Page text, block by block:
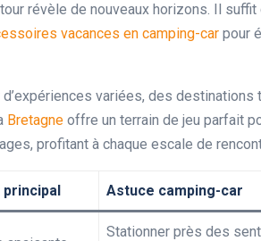
révèle de nouveaux horizons. Il
vacances en camping-car pour
d’expériences variées, des
Bretagne offre un terrain de jeu parfait
profitant à chaque escale de
Astuce camping-car
Stationner près des